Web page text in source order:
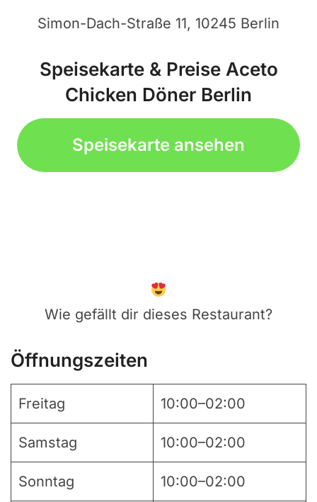
Simon-Dach-Straße 11, 10245 Berlin
Speisekarte & Preise Aceto
Chicken Döner Berlin
Speisekarte ansehen
Wie gefällt dir dieses Restaurant?
Öffnungszeiten
Freitag 10:00–02:00
Samstag 10:00–02:00
Sonntag 10:00–02:00